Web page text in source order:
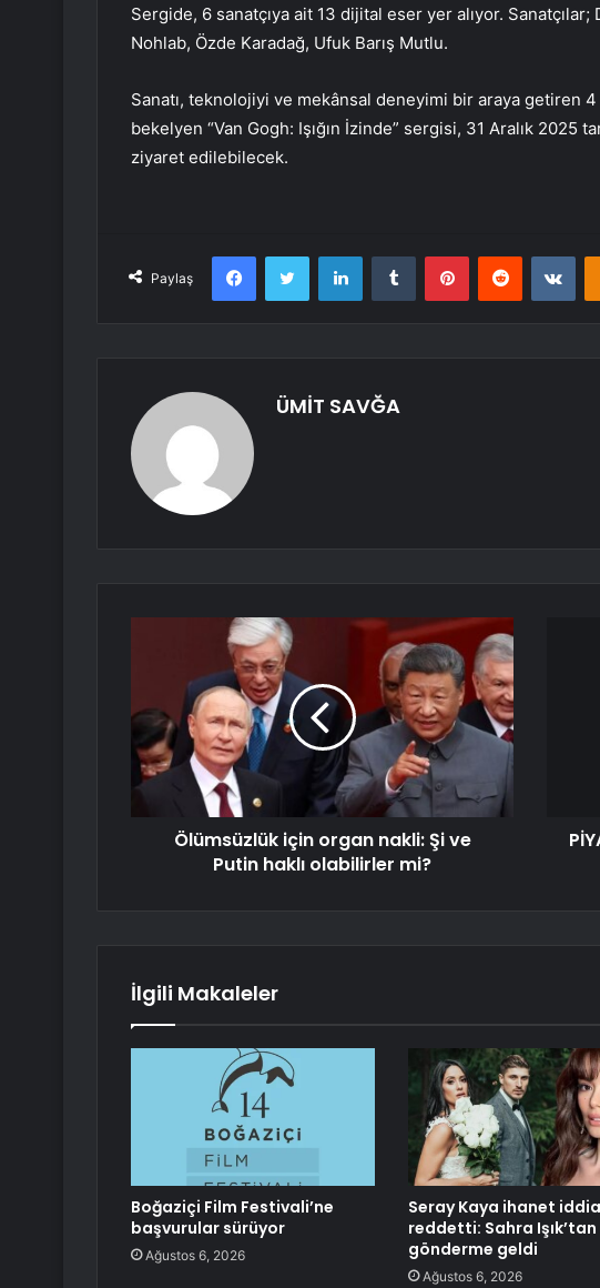
Sergide, 6 sanatçıya ait 13 dijital eser yer alıyor.
Nohlab, Özde Karadağ, Ufuk Barış Mutlu.
Sanatı, teknolojiyi ve mekânsal deneyimi bir araya getiren
bekelyen “Van Gogh: Işığın İzinde” sergisi, 31 Aralık 2025
ziyaret edilebilecek.
Paylaş
FacebookTwitter LinkedInTumblr PinterestReddit
ÜMİT SAVĞA
Ölümsüzlük için organ nakli: Şi ve
Putin haklı olabilirler mi?
İlgili Makaleler
Boğaziçi Film Festivali’ne
başvurular sürüyor
Ağustos 6, 2026
Seray Kaya ihanet
reddetti: Sahra
gönderme geldi
Ağustos 6, 2026